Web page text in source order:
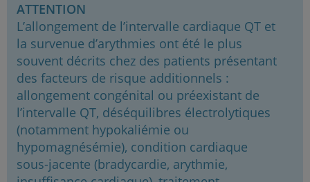
ATTENTION
L’allongement de l’intervalle cardiaque QT et
la survenue d’arythmies ont été le plus
souvent décrits chez des patients présentant
des facteurs de risque additionnels :
allongement congénital ou préexistant de
l’intervalle QT, déséquilibres électrolytiques
(notamment hypokaliémie ou
hypomagnésémie), condition cardiaque
sous-jacente (bradycardie, arythmie,